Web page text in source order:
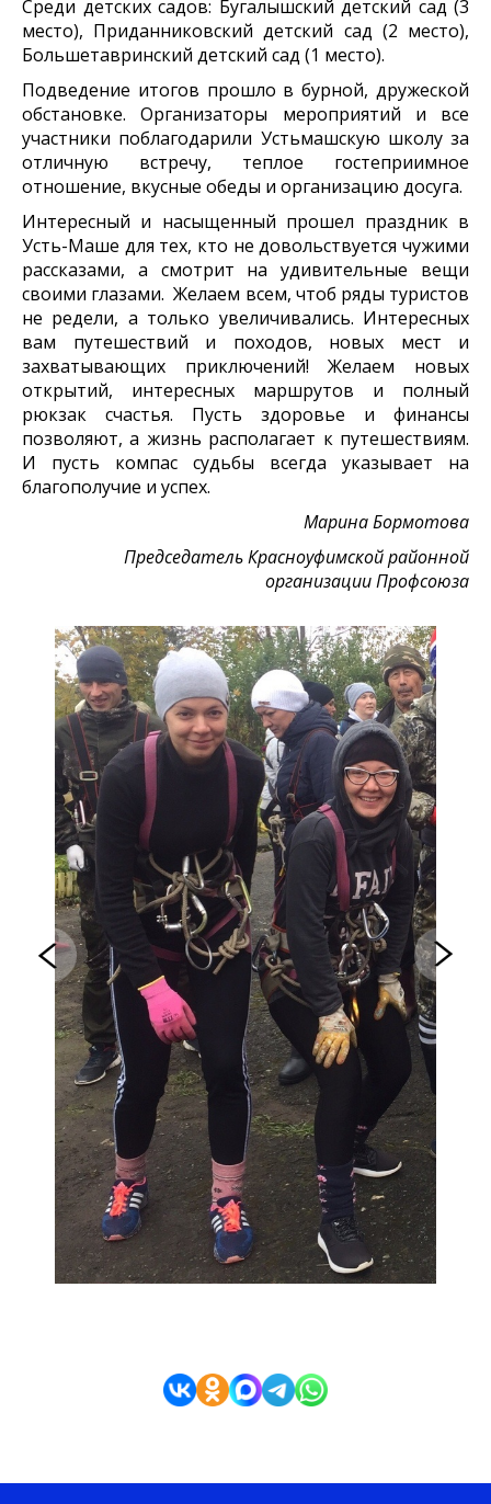
Среди детских садов: Бугалышский детский сад (3
место), Приданниковский детский сад (2 место),
Большетавринский детский сад (1 место).
Подведение итогов прошло в бурной, дружеской
обстановке. Организаторы мероприятий и все
участники поблагодарили Устьмашскую школу за
отличную встречу, теплое гостеприимное
отношение, вкусные обеды и организацию досуга.
Интересный и насыщенный прошел праздник в
Усть-Маше для тех, кто не довольствуется чужими
рассказами, а смотрит на удивительные вещи
своими глазами. Желаем всем, чтоб ряды туристов
не редели, а только увеличивались. Интересных
вам путешествий и походов, новых мест и
захватывающих приключений! Желаем новых
открытий, интересных маршрутов и полный
рюкзак счастья. Пусть здоровье и финансы
позволяют, а жизнь располагает к путешествиям.
И пусть компас судьбы всегда указывает на
благополучие и успех.
Марина Бормотова
Председатель Красноуфимской районной
организации Профсоюза